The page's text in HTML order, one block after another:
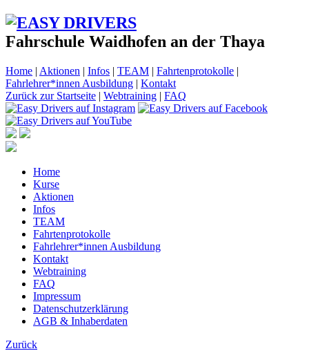
Fahrschule Waidhofen an der Thaya
Home | Aktionen | Infos | TEAM | Fahrtenprotokolle |
Fahrlehrer*innen Ausbildung | Kontakt
Zurück zur Startseite | Webtraining | FAQ
Home
Kurse
Aktionen
Infos
TEAM
Fahrtenprotokolle
Fahrlehrer*innen Ausbildung
Kontakt
Webtraining
FAQ
Impressum
Datenschutzerklärung
AGB & Inhaberdaten
Zurück